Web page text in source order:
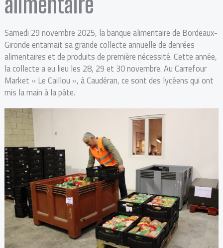
Samedi 29 novembre 2025, la banque alimentaire de Bordeaux-
Gironde entamait sa grande collecte annuelle de denrées
alimentaires et de produits de première nécessité. Cette année,
la collecte a eu lieu les 28, 29 et 30 novembre. Au Carrefour
Market « Le Caillou », à Caudéran, ce sont des lycéens qui ont
mis la main à la pâte.